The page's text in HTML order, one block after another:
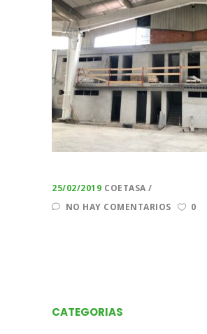
25/02/2019 COETASA
NO HAY COMENTARIOS
0
CATEGORIAS